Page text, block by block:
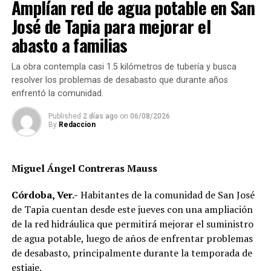
avanzar en sus respectivas categorías y acercarse a la
posibilidad de integrar la delegación mexicana que
participará en la justa mundialista de noviembre.
locales incorporen una perspectiva de igualdad en sus
acciones y programas.
Durante la presentación se destacó que la igualdad
sustantiva implica ir más allá del reconocimiento formal
de derechos y generar condiciones que permitan a las
mujeres ejercerlos de manera efectiva, así como
participar en la toma de decisiones y en la construcción
de sus comunidades.
los gobiernos locales y comunitarios en la
transformación de las estructuras que mantienen
desigualdades, además de proponer la innovación como
una herramienta para impulsar políticas públicas con
mayor impacto social.
Al evento acudieron el alcalde de Córdoba, Manuel
Alonso Cerezo; la síndica única, Irene Sedas González;
Amplían red de agua potable en San
José de Tapia para mejorar el
abasto a familias
La obra contempla casi 1.5 kilómetros de tubería y busca
resolver los problemas de desabasto que durante años
enfrentó la comunidad.
Published 2 días ago on 06/08/2026
By Redaccion
Miguel Ángel Contreras Mauss
Córdoba, Ver.- Habitantes de la comunidad de San José
de Tapia cuentan desde este jueves con una ampliación
de la red hidráulica que permitirá mejorar el suministro
de agua potable, luego de años de enfrentar problemas
de desabasto, principalmente durante la temporada de
estiaje.